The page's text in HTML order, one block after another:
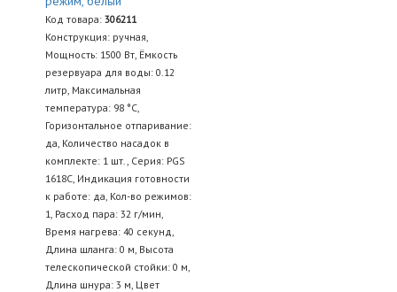
Код товара: 306211
Конструкция: ручная,
Мощность: 1500 Вт, Ёмкость
резервуара для воды: 0.12
литр, Максимальная
температура: 98 °C,
Горизонтальное отпаривание:
да, Количество насадок в
комплекте: 1 шт., Серия: PGS
1618C, Индикация готовности
к работе: да, Кол-во режимов:
1, Расход пара: 32 г/мин,
Время нагрева: 40 секунд,
Длина шланга: 0 м, Высота
телескопической стойки: 0 м,
Длина шнура: 3 м, Цвет